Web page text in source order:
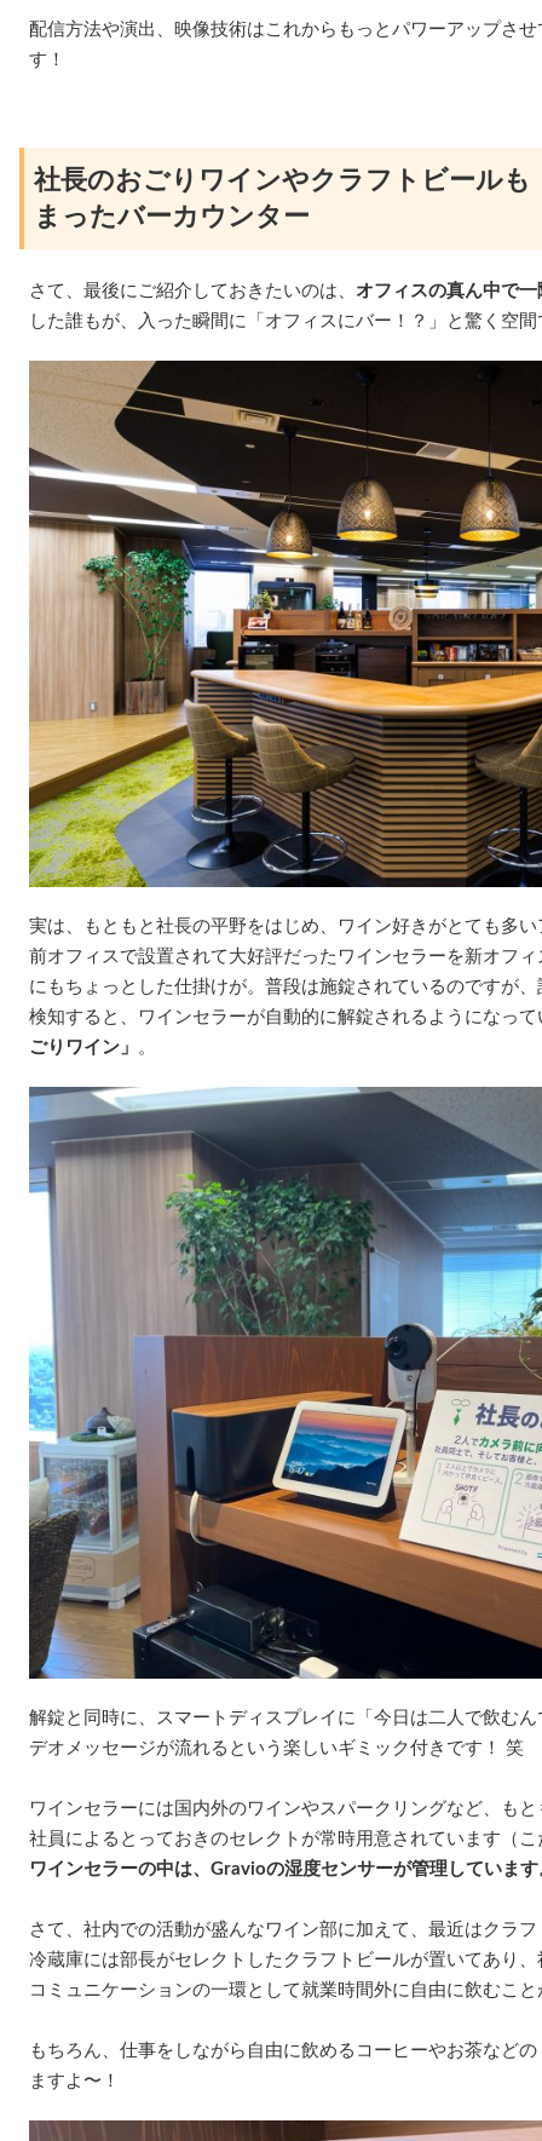
配信方法や演出、映像技術はこれからもっとパワーアップさ
す！
社長のおごりワインやクラフトビールも
まったバーカウンター
さて、最後にご紹介しておきたいのは、 オフィスの真ん中で
した誰もが、入った瞬間に「オフィスにバー！？」と驚く空間
実は、もともと社長の平野をはじめ、ワイン好きがとても多
前オフィスで設置されて大好評だったワインセラーを新オフ
にもちょっとした仕掛けが。普段は施錠されているのですが
検知すると、ワインセラーが自動的に解錠されるようになっ
ごりワイン」
。
解錠と同時に、スマートディスプレイに「今日は二人で飲む
デオメッセージが流れるという楽しいギミック付きです！ 笑
ワインセラーには国内外のワインやスパークリングなど、も
社員によるとっておきのセレクトが常時用意されています（
ワインセラーの中は、Gravioの湿度センサーが管理しています
さて、社内での活動が盛んなワイン部に加えて、最近はクラ
冷蔵庫には部長がセレクトしたクラフトビールが置いてあり
コミュニケーションの一環として就業時間外に自由に飲むこ
もちろん、仕事をしながら自由に飲めるコーヒーやお茶など
ますよ〜！